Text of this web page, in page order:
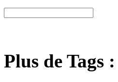
Plus de Tags :